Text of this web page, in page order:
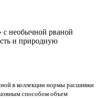
необычной рваной
и природную
в коллекции нормы расшивки
способом объем